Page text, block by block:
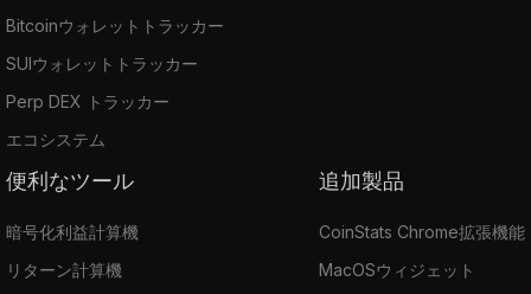
Bitcoinウォレットトラッカー
SUIウォレットトラッカー
Perp DEX トラッカー
エコシステム
便利なツール
暗号化利益計算機
リターン計算機
追加製品
CoinStats Chrome拡張機能
MacOSウィジェット